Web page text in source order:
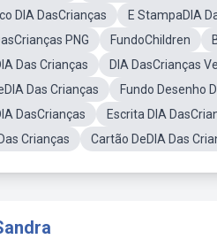
DIA DasCrianças
E StampaDIA
PNG
FundoChildren
Das Crianças
DIA DasCrianças
Das Crianças
Fundo Desenho
DasCrianças
Escrita DIA
Crianças
Cartão DeDIA Das